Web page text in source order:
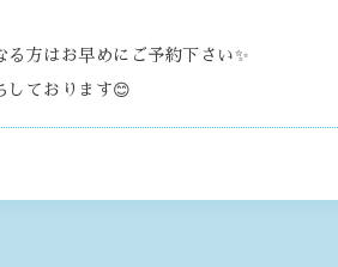
方はお早めにご予約下さい✨
しております😊